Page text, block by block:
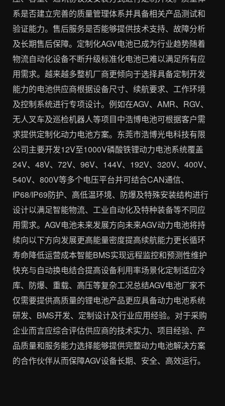
系是否建立完善的质量管理体系并具备相关产品测试和
验证能力。售后服务是否能够提供技术支持、故障分析
及长期售后保障。定制化AGV电池已成为行业趋势随着
物流自动化设备不断升级标准化电池已难以满足所有应
用需求。越来越多整机厂商更倾向于选择具备定制开发
能力的电池供应商根据设备尺寸、续航要求、工作环境
及控制系统进行专项设计。例如在AGV、AMR、RGV、
无人叉车及巡检机器人等项目中浩博电池可根据客户需
求提供定制化动力电池方案。东莞市浩博光电科技有限
公司主要开发12V至1000V磷酸铁锂动力电池系统覆盖
24V、48V、72V、96V、144V、192V、320V、400V、
540V、800V等多个电压平台并可结合CAN通信、
IP68/IP69防护、高低温环境、防爆及特殊安装结构进行
设计以满足智能物流、工业自动化及特种装备等不同应
用需求。AGV电池未来发展方向未来AGV动力电池将持
续向以下方向发展更高能量密度提高续航能力更长循环
寿命降低运营成本智能BMS实现远程监控和预测性维护
快充与自动换电结合提高设备利用率场景化定制适应冷
库、防爆、重载、高压等复杂工况总结AGV电池厂家不
仅需要提供高质量的锂电池产品更应具备动力电池系统
研发、BMS开发、定制设计及行业应用经验。对于采购
企业而言应综合评估供应商的技术实力、项目经验、产
品质量和服务能力选择能够提供完整动力电池解决方案
的合作伙伴从而保障AGV设备长期、安全、高效运行。